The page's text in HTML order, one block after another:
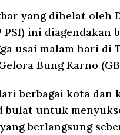
yang dihelat oleh
PSI) ini
usai malam hari di
Bung Karno
berbagai kota
bulat untuk
berlangsung